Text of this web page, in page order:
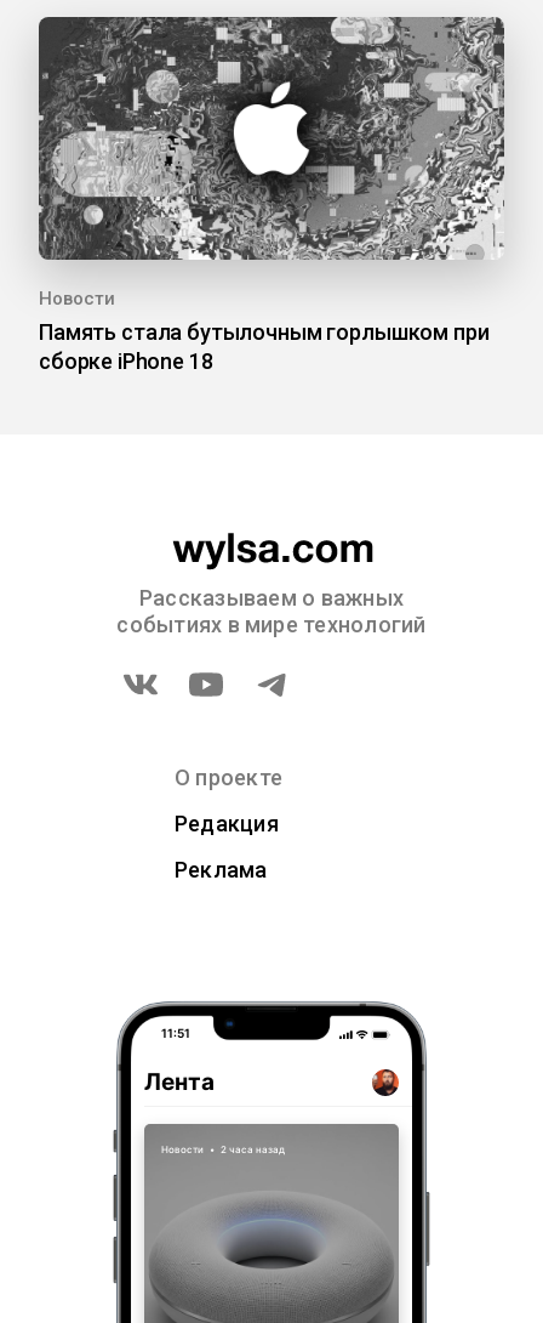
Новости
Память стала бутылочным горлышком при
сборке iPhone 18
Рассказываем о важных
событиях в мире технологий
О проекте
Редакция
Реклама
11:51
Лента
Новости • 2 часа назад